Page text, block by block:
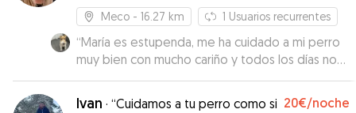
ella. Un placer 🫶”
Meco - 16.27 km 1 Usuarios recurrentes
“María es estupenda, me ha cuidado a mi perro
muy bien con mucho cariño y todos los días nos
mandaba fotos, Recomendable,es genial.”
Ivan · “Cuidamos a tu perro como si 20€/noche